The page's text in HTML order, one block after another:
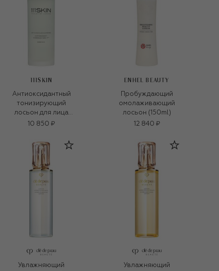
111SKIN
Антиоксидантный
тонизирующий
лосьон для лица
(100ml)
10 850 ₽
ENHEL BEAUTY
Пробуждающий
омолаживающий
лосьон (150ml)
12 840 ₽
Увлажняющий
Увлажняющий